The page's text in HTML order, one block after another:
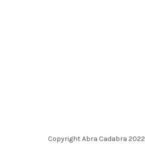
Copyright Abra Cadabra 2022